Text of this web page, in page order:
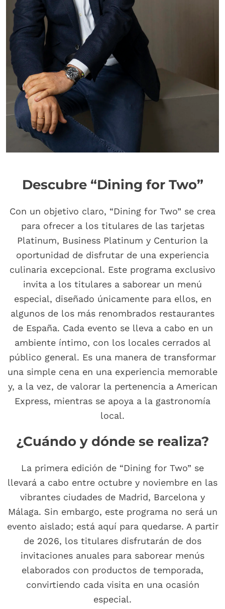
Descubre “Dining for Two”
Con un objetivo claro, “Dining for Two” se crea
para ofrecer a los titulares de las tarjetas
Platinum, Business Platinum y Centurion la
oportunidad de disfrutar de una experiencia
culinaria excepcional. Este programa exclusivo
invita a los titulares a saborear un menú
especial, diseñado únicamente para ellos, en
algunos de los más renombrados restaurantes
de España. Cada evento se lleva a cabo en un
ambiente íntimo, con los locales cerrados al
público general. Es una manera de transformar
una simple cena en una experiencia memorable
y, a la vez, de valorar la pertenencia a American
Express, mientras se apoya a la gastronomía
local.
¿Cuándo y dónde se realiza?
La primera edición de “Dining for Two” se
llevará a cabo entre octubre y noviembre en las
vibrantes ciudades de Madrid, Barcelona y
Málaga. Sin embargo, este programa no será un
evento aislado; está aquí para quedarse. A partir
de 2026, los titulares disfrutarán de dos
invitaciones anuales para saborear menús
elaborados con productos de temporada,
convirtiendo cada visita en una ocasión
especial.